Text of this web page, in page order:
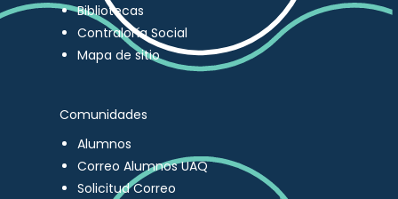
Bibliotecas
Contraloría Social
Mapa de sitio
Comunidades
Alumnos
Correo Alumnos UAQ
Solicitud Correo